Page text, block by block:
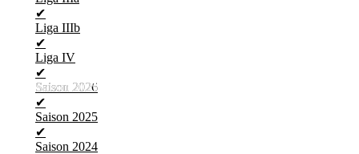
✔
Liga IIIb
✔
Liga IV
✔
Saison 2025
Saison 2026
✔
Saison 2025
✔
Saison 2024